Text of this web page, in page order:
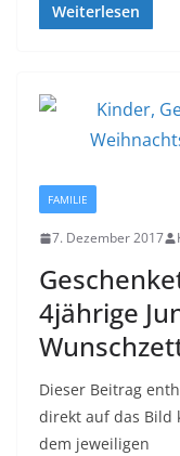
Weiterlesen
FAMILIE
7. Dezember 2017
4jährige
Dieser Beitrag
direkt auf das Bild
dem jeweiligen